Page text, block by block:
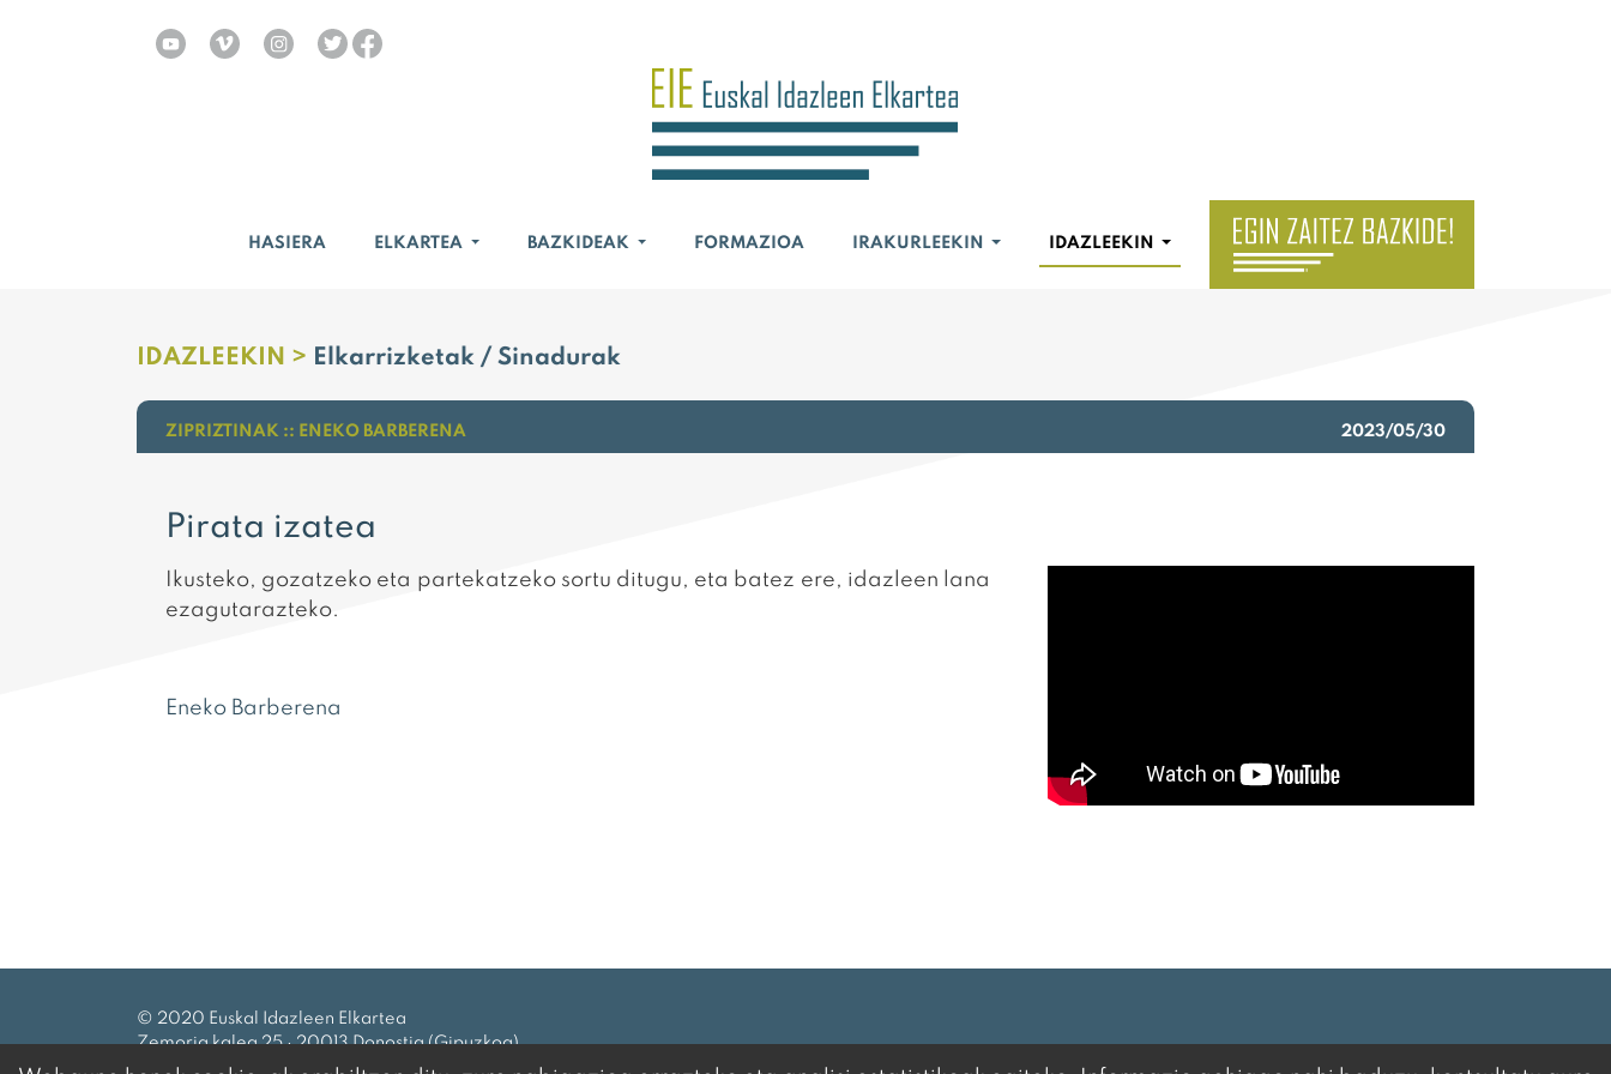
HASIERA ELKARTEA BAZKIDEAK FORMAZIOA IRAKURLEEKIN IDAZLEEKIN
IDAZLEEKIN > Elkarrizketak / Sinadurak
ZIPRIZTINAK :: ENEKO BARBERENA 2023/05/30
Pirata izatea
Ikusteko, gozatzeko eta partekatzeko sortu ditugu, eta batez ere, idazleen lana
ezagutarazteko.
Eneko Barberena
© 2020 Euskal Idazleen Elkartea
Zemoria kalea 25 · 20013 Donostia (Gipuzkoa)
Tel.:943 27 69 99 | eie@idazleak.eus